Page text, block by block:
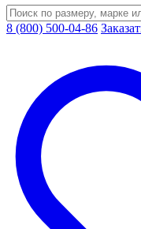
8 (800) 500-04-86